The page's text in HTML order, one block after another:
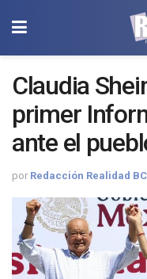
Claudia
primer
ante el
por Redacción Realidad